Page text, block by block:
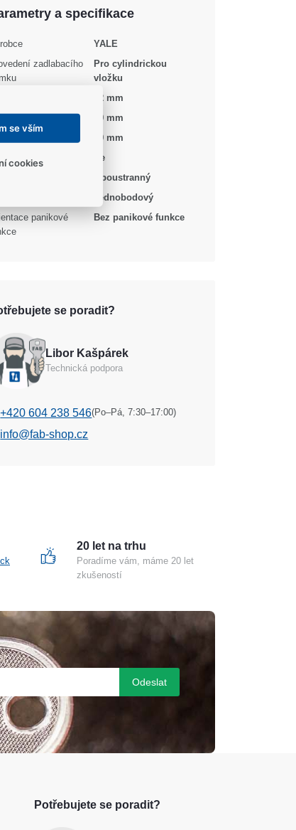
a specifikace
YALE
zadlabacího
Pro cylindrickou
vložku
72 mm
čela
20 mm
40 mm
Ne
Oboustranný
Jednobodový
panikové
Bez panikové funkce
se poradit?
Libor Kašpárek
Technická podpora
+420 604 238 546(Po–Pá, 7:30–17:00)
info@fab-shop.cz
20 let na trhu
Poradíme vám, máme 20 let
zkušeností
Odeslat
Potřebujete se poradit?
se vším
cookies